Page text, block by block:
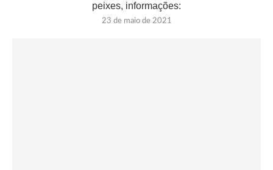
peixes, informações:
23 de maio de 2021